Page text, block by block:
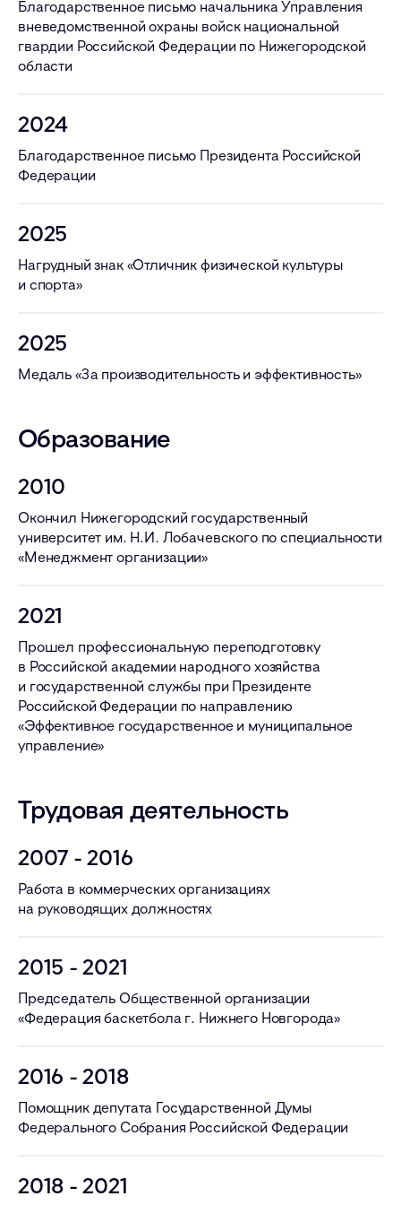
Благодарственное письмо начальника Управления
вневедомственной охраны войск национальной
гвардии Российской Федерации по Нижегородской
области
2024
Благодарственное письмо Президента Российской
Федерации
2025
Нагрудный знак «Отличник физической культуры
и спорта»
2025
Медаль «За производительность и эффективность»
Образование
2010
Окончил Нижегородский государственный
университет им. Н.И. Лобачевского по специальности
«Менеджмент организации»
2021
Прошел профессиональную переподготовку
в Российской академии народного хозяйства
и государственной службы при Президенте
Российской Федерации по направлению
«Эффективное государственное и муниципальное
управление»
Трудовая деятельность
2007 - 2016
Работа в коммерческих организациях
на руководящих должностях
2015 - 2021
Председатель Общественной организации
«Федерация баскетбола г. Нижнего Новгорода»
2016 - 2018
Помощник депутата Государственной Думы
Федерального Собрания Российской Федерации
2018 - 2021